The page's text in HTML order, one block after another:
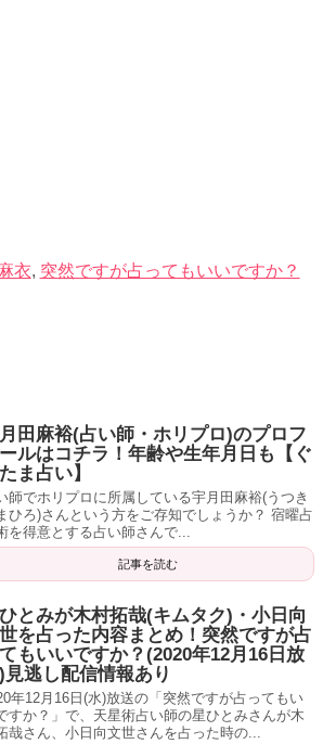
年月日から占い
ない、マイペースな自由人
理
ていない
がいいのは？」
は馬鹿っぽく、愛嬌とか笑いを取ろう
衣, 突然ですが占ってもいいですか？
田麻裕(占い師・ホリプロ)のプロフ
ルはコチラ！年齢や生年月日も【ぐ
ま占い】
師でホリプロに所属している宇月田麻裕(うつき
ひろ)さんという方をご存知でしょうか？ 宿曜占
を得意とする占い師さんで...
記事を読む
とみが木村拓哉(キムタク)・小日向
を占った内容まとめ！突然ですが占
もいいですか？(2020年12月16日放
見逃し配信情報あり
年12月16日(水)放送の「突然ですが占ってもい
すか？」で、天星術占い師の星ひとみさんが木
哉さん、小日向文世さんを占った時の...